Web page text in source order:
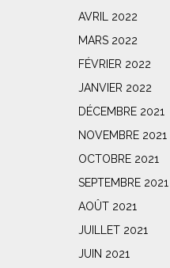
AVRIL 2022
MARS 2022
FÉVRIER 2022
JANVIER 2022
DÉCEMBRE 2021
NOVEMBRE 2021
OCTOBRE 2021
SEPTEMBRE 2021
AOÛT 2021
JUILLET 2021
JUIN 2021